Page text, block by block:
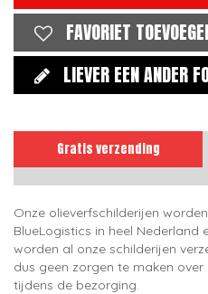
FAVORIET
LIEVER EEN ANDER
Gratis verzending
Onze olieverfschilderijen
BlueLogistics in heel
worden al onze schilderijen
dus geen zorgen te maken
tijdens de bezorging.